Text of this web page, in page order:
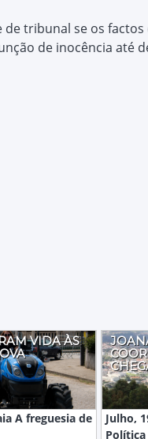
tribunal se os
de inocência até
VIDA ÀS
A freguesia de
Julho,
Política